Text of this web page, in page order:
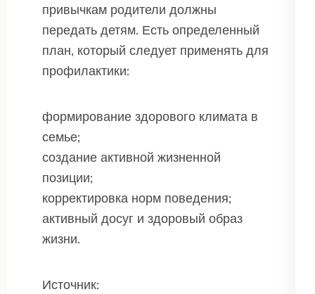
привычкам родители должны
передать детям. Есть определенный
план, который следует применять для
профилактики:
формирование здорового климата в
семье;
создание активной жизненной
позиции;
корректировка норм поведения;
активный досуг и здоровый образ
жизни.
Источник: